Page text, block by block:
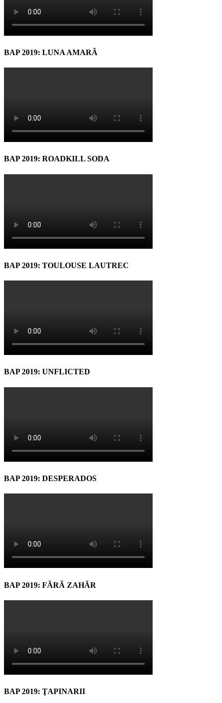
BAP 2019: LUNA AMARĂ
BAP 2019: ROADKILL SODA
BAP 2019: TOULOUSE LAUTREC
BAP 2019: UNFLICTED
BAP 2019: DESPERADOS
BAP 2019: FĂRĂ ZAHĂR
BAP 2019: ŢAPINARII